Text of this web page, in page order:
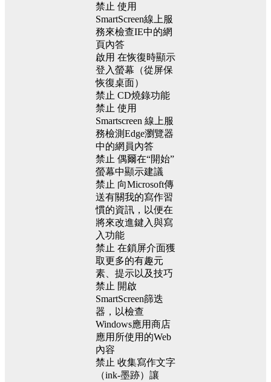
禁止 使用
SmartScreen線上服
務來檢查IE中的網
頁內答
啟用 在恢復時顯示
登入螢幕（從屏保
恢復桌面）
禁止 CD燒錄功能
禁止 使用
Smartscreen 線上服
務檢測Edge瀏覽器
中的網員內答
禁止 偶爾在“開始”
螢幕中顯示建議
禁止 向Microsoft傳
送有關我的寫作習
慣的資訊，以便在
將來改進鍵入與寫
入功能
禁止 在鎖屏介面獲
取更多的有趣元
素、提示以及技巧
禁止 開啟
SmartScreen篩迭
器，以檢查
Windows應用商店
應用所使用的Web
內容
禁止 收集寫作文字
（ink-墨跡）讓